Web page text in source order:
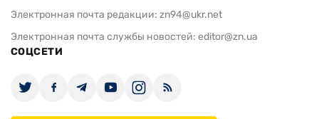
Электронная почта редакции: zn94@ukr.net
Электронная почта службы новостей: editor@zn.ua
СОЦСЕТИ